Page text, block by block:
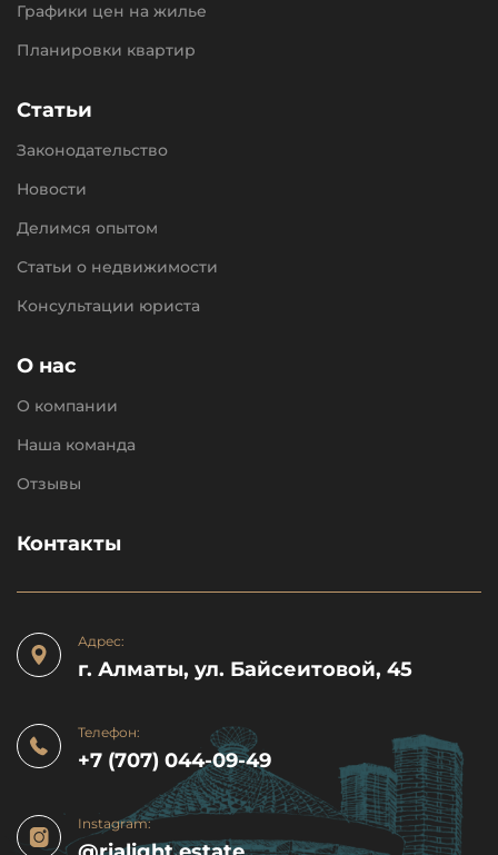
Графики цен на жилье
Планировки квартир
Статьи
Законодательство
Новости
Делимся опытом
Статьи о недвижимости
Консультации юриста
О нас
О компании
Наша команда
Отзывы
Контакты
Адрес:
г. Алматы, ул. Байсеитовой, 45
Телефон:
+7 (707) 044-09-49
Instagram: